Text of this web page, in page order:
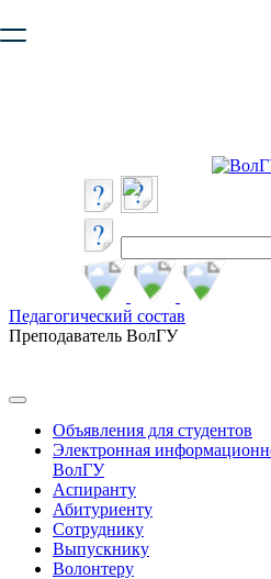
безопасную работу с сайтом.
Педагогический состав
Преподаватель ВолГУ
Объявления для студентов
Электронная
ВолГУ
Аспиранту
Абитуриенту
Сотруднику
Выпускнику
Волонтеру